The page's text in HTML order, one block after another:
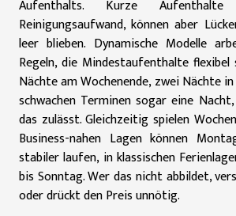
Aufenthalts. Kurze
Reinigungsaufwand, können aber
leer blieben. Dynamische Modelle
Regeln, die Mindestaufenthalte
Nächte am Wochenende, zwei Nächte
schwachen Terminen sogar eine
das zulässt. Gleichzeitig spielen
Business-nahen Lagen können
stabiler laufen, in klassischen
bis Sonntag. Wer das nicht abbildet,
oder drückt den Preis unnötig.